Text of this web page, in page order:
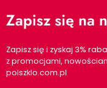
Zapisz się na
Zapisz się i zyskaj 3%
z promocjami,
polszklo.com.pl